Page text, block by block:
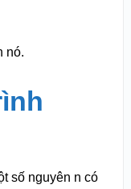
nó.
số nguyên n có